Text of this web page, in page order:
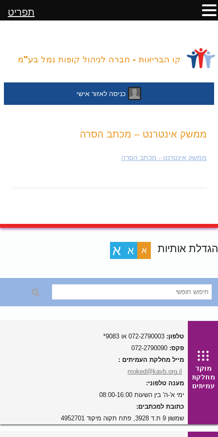
כניסה לאזור אישי
לתוכן
ממשק אינטרנט – מכתב הסרה
ממשק אינטרנט - מכתב הסרה
הגדלת אותיות א א א
טלפון:
פקס:
מייל מחלקת העמיתים :
moked@kavb.org.il
מענה טלפוני:
ימי א'-ה' בין השעות 08:00-16:00
כתובת למכתבים:
שמשון 9 ת.ד 3928, פתח תקוה מיקוד 4952701
תפריט